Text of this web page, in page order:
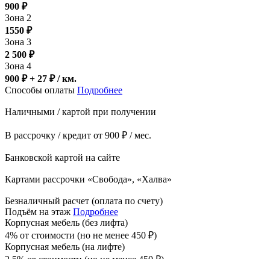
900 ₽
Зона 2
1550 ₽
Зона 3
2 500 ₽
Зона 4
900 ₽ + 27 ₽/ км.
Способы оплаты Подробнее
Наличными / картой при получении
В рассрочку / кредит от 900 ₽ / мес.
Банковской картой на сайте
Картами рассрочки «Свобода», «Халва»
Безналичный расчет (оплата по счету)
Подъём на этаж Подробнее
Корпусная мебель (без лифта)
4% от стоимости (но не менее 450 ₽)
Корпусная мебель (на лифте)